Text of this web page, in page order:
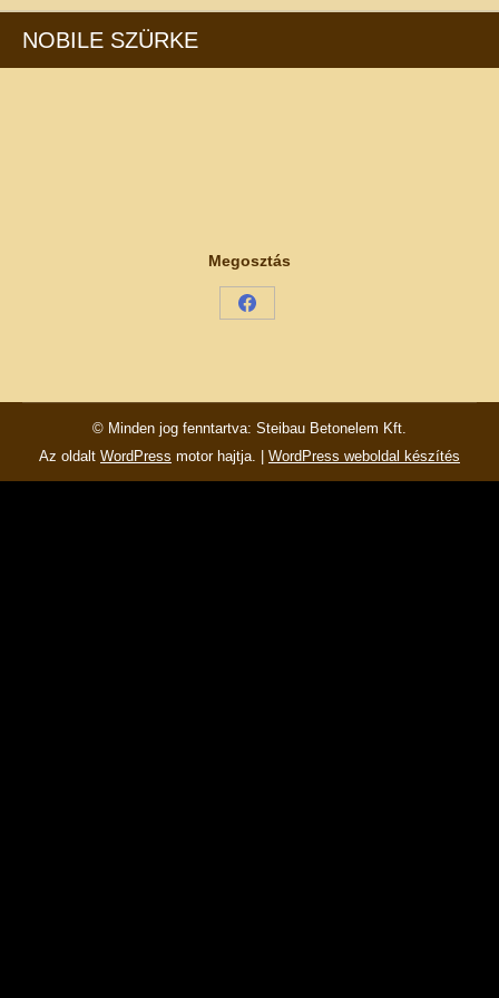
NOBILE SZÜRKE
Megosztás
Share
© Minden jog fenntartva: Steibau Betonelem Kft.
Az oldalt WordPress motor hajtja. | WordPress weboldal készítés